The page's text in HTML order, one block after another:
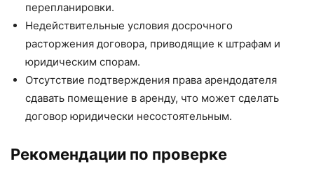
перепланировки.
Недействительные условия досрочного
расторжения договора, приводящие к штрафам и
юридическим спорам.
Отсутствие подтверждения права арендодателя
сдавать помещение в аренду, что может сделать
договор юридически несостоятельным.
Рекомендации по проверке